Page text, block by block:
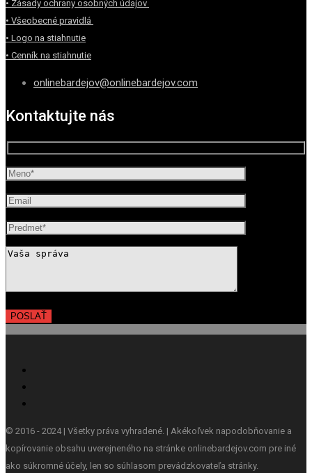
• Zásady ochrany osobných údajov
• Všeobecné pravidlá
• Logo na stiahnutie
• Cenník na stiahnutie
onlinebardejov@onlinebardejov.com
Kontaktujte nás
© 2016 - 2024 | Všetky práva vyhradené. | Akékoľvek napodobňovanie a
kopírovanie obsahu uverejneného na stránke onlinebardejov.com pre iné
ako súkromné účely, len so súhlasom prevádzkovateľa stránky.